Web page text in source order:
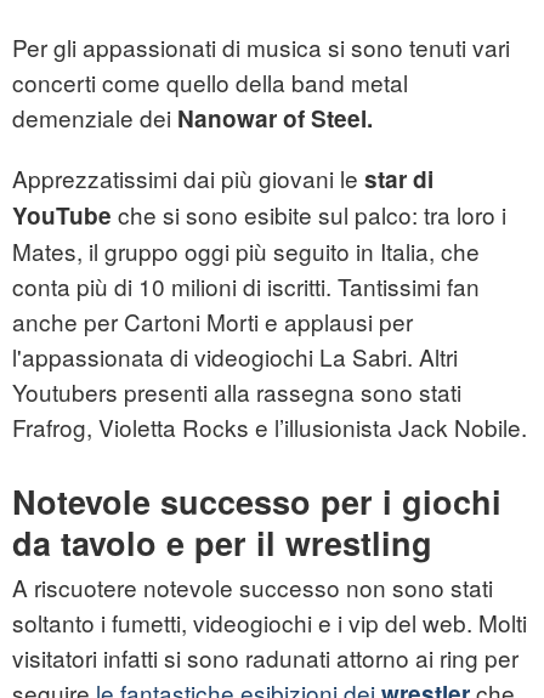
Per gli appassionati di musica si sono tenuti vari
concerti come quello della band metal
demenziale dei Nanowar of Steel.
Apprezzatissimi dai più giovani le star di
YouTube che si sono esibite sul palco: tra loro i
Mates, il gruppo oggi più seguito in Italia, che
conta più di 10 milioni di iscritti. Tantissimi fan
anche per Cartoni Morti e applausi per
l'appassionata di videogiochi La Sabri. Altri
Youtubers presenti alla rassegna sono stati
Frafrog, Violetta Rocks e l’illusionista Jack Nobile.
Notevole successo per i giochi
da tavolo e per il wrestling
A riscuotere notevole successo non sono stati
soltanto i fumetti, videogiochi e i vip del web. Molti
visitatori infatti si sono radunati attorno ai ring per